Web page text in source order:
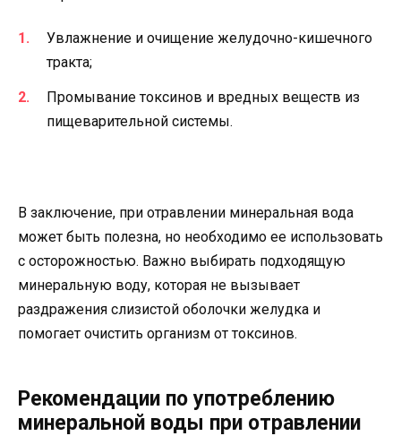
Увлажнение и очищение желудочно-кишечного
тракта;
Промывание токсинов и вредных веществ из
пищеварительной системы.
В заключение, при отравлении минеральная вода
может быть полезна, но необходимо ее использовать
с осторожностью. Важно выбирать подходящую
минеральную воду, которая не вызывает
раздражения слизистой оболочки желудка и
помогает очистить организм от токсинов.
Рекомендации по употреблению
минеральной воды при отравлении